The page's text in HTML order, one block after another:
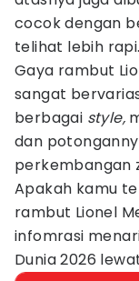
cocok dengan
telihat lebih rapi.
Gaya rambut
sangat
berbagai style,
dan
perkembangan
Apakah kamu
rambut Lionel
infomrasi
Dunia 2026